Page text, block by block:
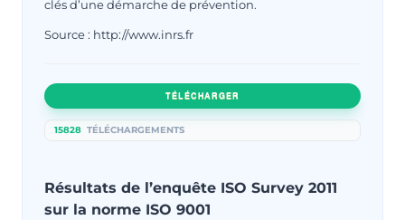
clés d’une démarche de prévention.
Source : http://www.inrs.fr
TÉLÉCHARGER
15828 TÉLÉCHARGEMENTS
Résultats de l’enquête ISO Survey 2011
sur la norme ISO 9001